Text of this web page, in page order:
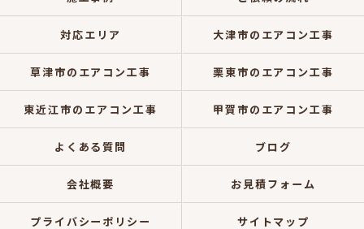
対応エリア 大津市のエアコン工事
草津市のエアコン工事 栗東市のエアコン工事
東近江市のエアコン工事 甲賀市のエアコン工事
よくある質問 ブログ
会社概要 お見積フォーム
プライバシーポリシー サイトマップ